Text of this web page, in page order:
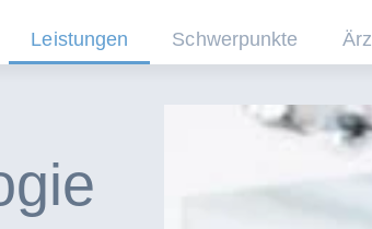
Leistungen Schwerpunkte